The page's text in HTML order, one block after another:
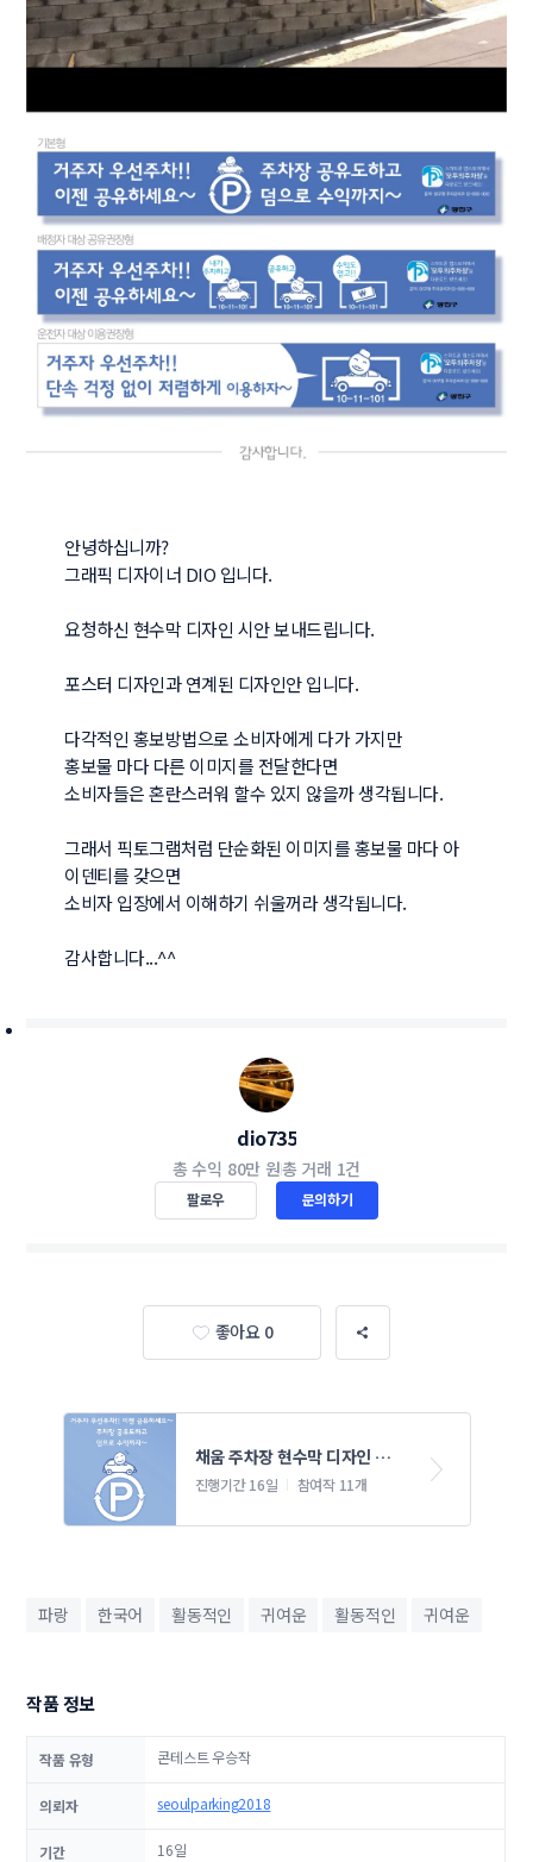
안녕하십니까?
그래픽 디자이너 DIO 입니다.
요청하신 현수막 디자인 시안 보내드립니다.
포스터 디자인과 연계된 디자인안 입니다.
다각적인 홍보방법으로 소비자에게 다가 가지만
홍보물 마다 다른 이미지를 전달한다면
소비자들은 혼란스러워 할수 있지 않을까 생각됩니다.
그래서 픽토그램처럼 단순화된 이미지를 홍보물 마다 아
이덴티를 갖으면
소비자 입장에서 이해하기 쉬울꺼라 생각됩니다.
감사합니다...^^
dio735
총 수익 80만 원총 거래 1건
팔로우 문의하기
좋아요 0
채움 주차장 현수막 디자인 공
모전 (거주자우선주차장 공유
진행기간 16일 참여작 11개
파랑 한국어 활동적인 귀여운 활동적인 귀여운
작품 정보
작품 유형 콘테스트 우승작
의뢰자 seoulparking2018
기간 16일